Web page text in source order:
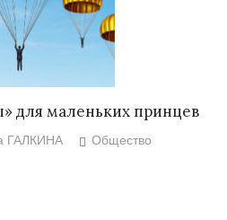
для маленьких принцев
ГАЛКИНА
Общество